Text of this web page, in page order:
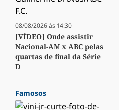
08/08/2026 às 14:30
[VÍDEO] Onde assistir
Nacional-AM x ABC pelas
quartas de final da Série
D
Famosos